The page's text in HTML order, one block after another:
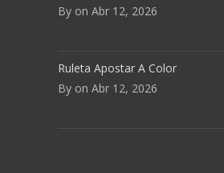
By on Abr 12, 2026
Ruleta Apostar A Color
By on Abr 12, 2026